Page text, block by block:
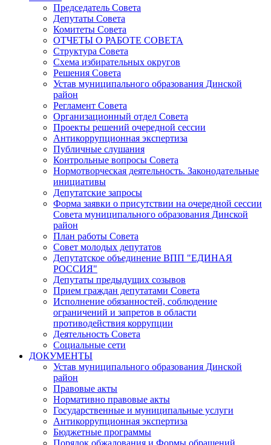
Председатель Совета
Депутаты Совета
Комитеты Совета
ОТЧЕТЫ О РАБОТЕ СОВЕТА
Структура Совета
Схема избирательных округов
Решения Совета
Устав муниципального образования Динской
район
Регламент Совета
Организационный отдел Совета
Проекты решений очередной сессии
Антикоррупционная экспертиза
Публичные слушания
Контрольные вопросы Совета
Нормотворческая деятельность. Законодательные
инициативы
Депутатские запросы
Форма заявки о присутствии на очередной сессии
Совета муниципального образования Динской
район
План работы Совета
Совет молодых депутатов
Депутатское объединение ВПП "ЕДИНАЯ
РОССИЯ"
Депутаты предыдущих созывов
Прием граждан депутатами Совета
Исполнение обязанностей, соблюдение
ограничений и запретов в области
противодействия коррупции
Деятельность Совета
Социальные сети
ДОКУМЕНТЫ
Устав муниципального образования Динской
район
Правовые акты
Нормативно правовые акты
Государственные и муниципальные услуги
Антикоррупционная экспертиза
Бюджетные программы
Порядок обжалования и Формы обращений